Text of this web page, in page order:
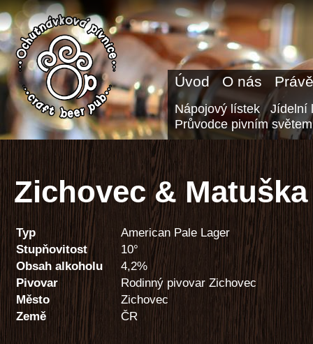
Úvod O nás
Nápojový lístek
Jídelní
Průvodce pivním světem
Zichovec &
Typ
American Pale Lager
Stupňovitost
10°
Obsah alkoholu
4,2%
Pivovar
Rodinný pivovar Zichovec
Město
Zichovec
Země
ČR